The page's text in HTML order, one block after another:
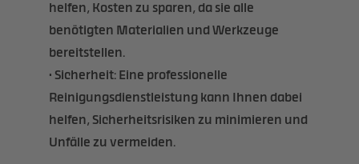
helfen, Kosten zu sparen, da sie alle
benötigten Materialien und Werkzeuge
bereitstellen.
• Sicherheit: Eine professionelle
Reinigungsdienstleistung kann Ihnen dabei
helfen, Sicherheitsrisiken zu minimieren und
Unfälle zu vermeiden.